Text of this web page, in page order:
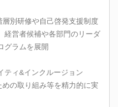
別研修や自己啓発支援制度
経営者候補や各部門のリーダ
グラムを展開
ィ&インクルージョン
の取り組み等を精力的に実